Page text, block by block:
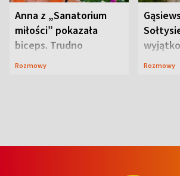
Anna z „Sanatorium
miłości” pokazała
biceps. Trudno
uwierzyć, co przeszła
Rozmowy
szlaku
Rozmowy